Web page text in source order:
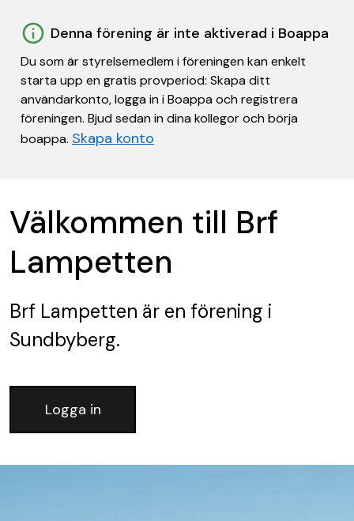
Denna förening är inte aktiverad i Boappa
Du som är styrelsemedlem i föreningen kan enkelt
starta upp en gratis provperiod: Skapa ditt
användarkonto, logga in i Boappa och registrera
föreningen. Bjud sedan in dina kollegor och börja
boappa. Skapa konto
Välkommen till Brf
Lampetten
Brf Lampetten är en förening i
Sundbyberg.
Logga in